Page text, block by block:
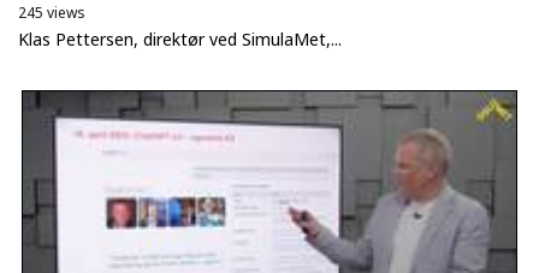
245 views
Klas Pettersen, direktør ved SimulaMet,...